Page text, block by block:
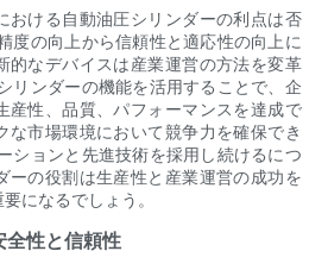
おける自動油圧シリンダーの利点は否
度の向上から信頼性と適応性の向上に
的なデバイスは産業運営の方法を変革
リンダーの機能を活用することで、企
産性、品質、パフォーマンスを達成で
な市場環境において競争力を確保でき
ションと先進技術を採用し続けるにつ
ーの役割は生産性と産業運営の成功を
になるでしょう。
全性と信頼性